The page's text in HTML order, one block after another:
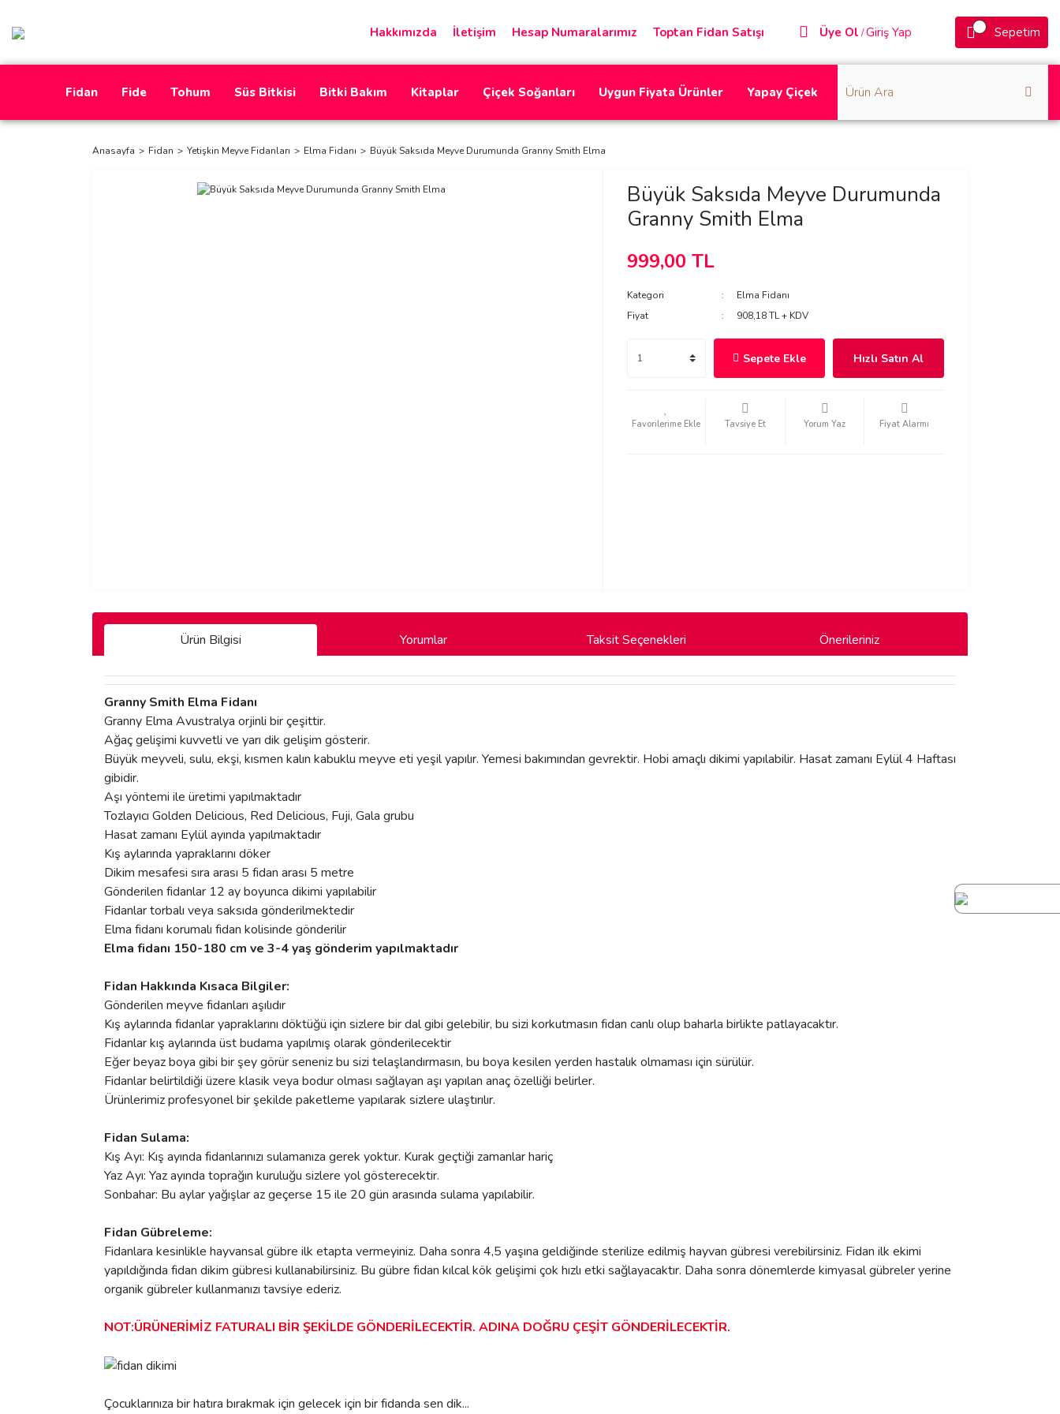
Hakkımızda İletişim Hesap Numaralarımız Toptan Fidan Satışı Üye Ol /Giriş Yap Sepetim
Fidan Fide Tohum Süs Bitkisi Bitki Bakım Kitaplar Çiçek Soğanları Uygun Fiyata Ürünler Yapay Çiçek
Anasayfa Fidan Yetişkin Meyve Fidanları Elma Fidanı Büyük Saksıda Meyve Durumunda Granny Smith Elma
Büyük Saksıda Meyve Durumunda
Granny Smith Elma
999,00 TL
Kategori
Elma Fidanı
Fiyat
908,18 TL + KDV
Sepete Ekle Hızlı Satın Al
Tavsiye Et Yorum Yaz Fiyat Alarmı
Ürün Bilgisi Yorumlar Taksit Seçenekleri Önerileriniz
Granny Smith Elma Fidanı
Granny Elma Avustralya orjinli bir çeşittir.
Ağaç gelişimi kuvvetli ve yarı dik gelişim gösterir.
Büyük meyveli, sulu, ekşi, kısmen kalın kabuklu meyve eti yeşil yapılır. Yemesi bakımından gevrektir. Hobi amaçlı dikimi yapılabilir. Hasat zamanı Eylül 4 Haftası
gibidir.
Aşı yöntemi ile üretimi yapılmaktadır
Tozlayıcı Golden Delicious, Red Delicious, Fuji, Gala grubu
Hasat zamanı Eylül ayında yapılmaktadır
Kış aylarında yapraklarını döker
Dikim mesafesi sıra arası 5 fidan arası 5 metre
Gönderilen fidanlar 12 ay boyunca dikimi yapılabilir
Fidanlar torbalı veya saksıda gönderilmektedir
Elma fidanı korumalı fidan kolisinde gönderilir
Elma fidanı 150-180 cm ve 3-4 yaş gönderim yapılmaktadır
Fidan Hakkında Kısaca Bilgiler:
Gönderilen meyve fidanları aşılıdır
Kış aylarında fidanlar yapraklarını döktüğü için sizlere bir dal gibi gelebilir, bu sizi korkutmasın fidan canlı olup baharla birlikte patlayacaktır.
Fidanlar kış aylarında üst budama yapılmış olarak gönderilecektir
Eğer beyaz boya gibi bir şey görür seneniz bu sizi telaşlandırmasın, bu boya kesilen yerden hastalık olmaması için sürülür.
Fidanlar belirtildiği üzere klasik veya bodur olması sağlayan aşı yapılan anaç özelliği belirler.
Ürünlerimiz profesyonel bir şekilde paketleme yapılarak sizlere ulaştırılır.
Fidan Sulama:
Kış Ayı: Kış ayında fidanlarınızı sulamanıza gerek yoktur. Kurak geçtiği zamanlar hariç
Yaz Ayı: Yaz ayında toprağın kuruluğu sizlere yol gösterecektir.
Sonbahar: Bu aylar yağışlar az geçerse 15 ile 20 gün arasında sulama yapılabilir.
Fidan Gübreleme:
Fidanlara kesinlikle hayvansal gübre ilk etapta vermeyiniz. Daha sonra 4,5 yaşına geldiğinde sterilize edilmiş hayvan gübresi verebilirsiniz. Fidan ilk ekimi
yapıldığında fidan dikim gübresi kullanabilirsiniz. Bu gübre fidan kılcal kök gelişimi çok hızlı etki sağlayacaktır. Daha sonra dönemlerde kimyasal gübreler yerine
organik gübreler kullanmanızı tavsiye ederiz.
NOT:ÜRÜNERİMİZ FATURALI BİR ŞEKİLDE GÖNDERİLECEKTİR. ADINA DOĞRU ÇEŞİT GÖNDERİLECEKTİR.
Çocuklarınıza bir hatıra bırakmak için gelecek için bir fidanda sen dik...